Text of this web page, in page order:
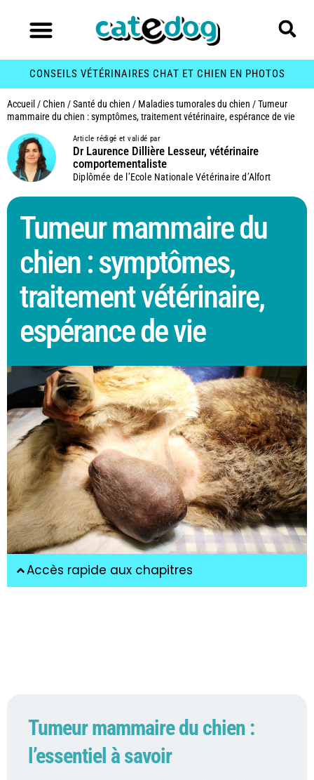
CONSEILS VÉTÉRINAIRES CHAT ET CHIEN EN PHOTOS
Accueil /Chien /Santé du chien / Maladies tumorales du chien /Tumeur
mammaire du chien : symptômes, traitement vétérinaire, espérance de vie
Article rédigé et validé par
Dr Laurence Dillière Lesseur, vétérinaire
comportementaliste
Diplômée de l’Ecole Nationale Vétérinaire d’Alfort
Tumeur mammaire du
chien : symptômes,
traitement vétérinaire,
espérance de vie
Accès rapide aux chapitres
Tumeur mammaire du chien :
l’essentiel à savoir